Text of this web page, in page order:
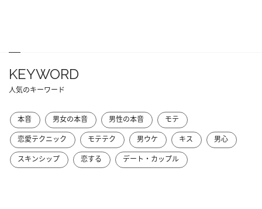
KEYWORD
人気のキーワード
本音 男女の本音 男性の本音
モテ
恋愛テクニック
モテテク 男ウケ キス
男心
スキンシップ
恋する デート・カップル